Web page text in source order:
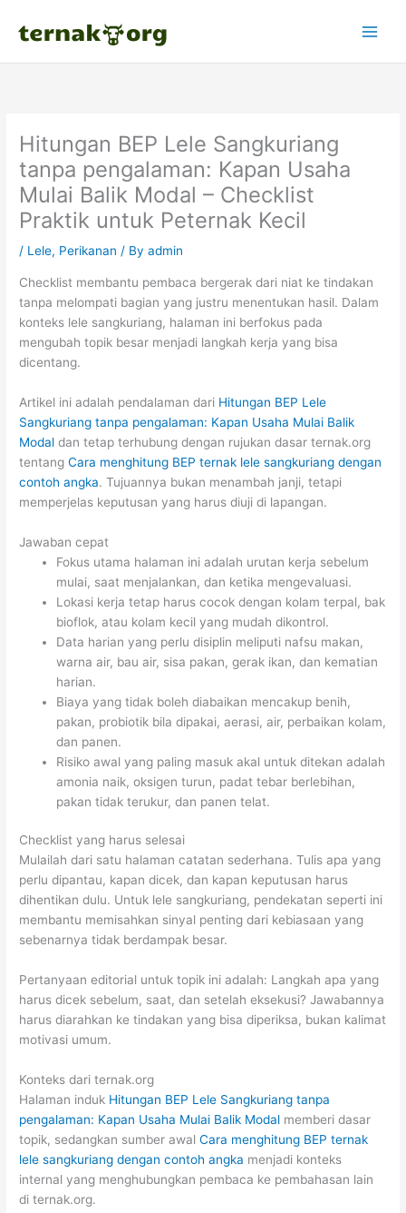
Hitungan BEP Lele Sangkuriang
tanpa pengalaman: Kapan Usaha
Mulai Balik Modal – Checklist
Praktik untuk Peternak Kecil
/ Lele, Perikanan / Byadmin
Checklist membantu pembaca bergerak dari niat ke tindakan
tanpa melompati bagian yang justru menentukan hasil. Dalam
konteks lele sangkuriang, halaman ini berfokus pada
mengubah topik besar menjadi langkah kerja yang bisa
dicentang.
Artikel ini adalah pendalaman dari Hitungan BEP Lele
Sangkuriang tanpa pengalaman: Kapan Usaha Mulai Balik
Modal dan tetap terhubung dengan rujukan dasar ternak.org
tentangCara menghitung BEP ternak lele sangkuriang dengan
contoh angka. Tujuannya bukan menambah janji, tetapi
memperjelas keputusan yang harus diuji di lapangan.
Jawaban cepat
Fokus utama halaman ini adalah urutan kerja sebelum
mulai, saat menjalankan, dan ketika mengevaluasi.
Lokasi kerja tetap harus cocok dengan kolam terpal, bak
bioflok, atau kolam kecil yang mudah dikontrol.
Data harian yang perlu disiplin meliputi nafsu makan,
warna air, bau air, sisa pakan, gerak ikan, dan kematian
harian.
Biaya yang tidak boleh diabaikan mencakup benih,
pakan, probiotik bila dipakai, aerasi, air, perbaikan kolam,
dan panen.
Risiko awal yang paling masuk akal untuk ditekan adalah
amonia naik, oksigen turun, padat tebar berlebihan,
pakan tidak terukur, dan panen telat.
Checklist yang harus selesai
Mulailah dari satu halaman catatan sederhana. Tulis apa yang
perlu dipantau, kapan dicek, dan kapan keputusan harus
dihentikan dulu. Untuk lele sangkuriang, pendekatan seperti ini
membantu memisahkan sinyal penting dari kebiasaan yang
sebenarnya tidak berdampak besar.
Pertanyaan editorial untuk topik ini adalah: Langkah apa yang
harus dicek sebelum, saat, dan setelah eksekusi? Jawabannya
harus diarahkan ke tindakan yang bisa diperiksa, bukan kalimat
motivasi umum.
Konteks dari ternak.org
Halaman induk Hitungan BEP Lele Sangkuriang tanpa
pengalaman: Kapan Usaha Mulai Balik Modal memberi dasar
topik, sedangkan sumber awalCara menghitung BEP ternak
lele sangkuriang dengan contoh angka menjadi konteks
internal yang menghubungkan pembaca ke pembahasan lain
di ternak.org.